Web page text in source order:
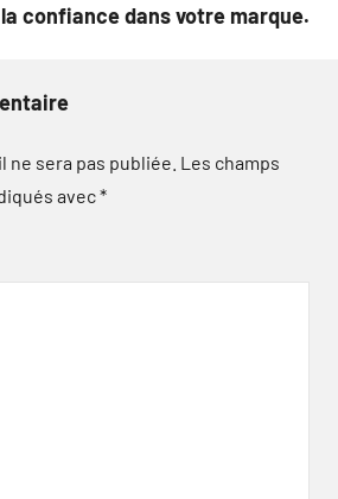
la confiance dans votre marque.
ne sera pas publiée. Les champs
avec*